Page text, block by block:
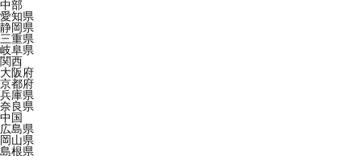
中部
愛知県
静岡県
三重県
岐阜県
関西
大阪府
京都府
兵庫県
奈良県
中国
広島県
岡山県
島根県